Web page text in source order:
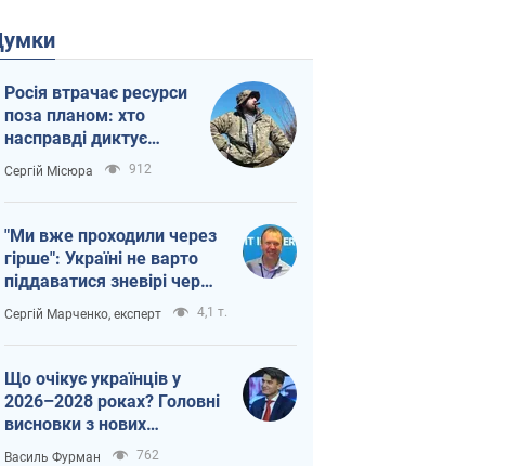
Думки
Росія втрачає ресурси
поза планом: хто
насправді диктує
темп війни
Сергій Місюра 912
"Ми вже проходили через
гірше": Україні не варто
піддаватися зневірі через
ракетний терор
Сергій Марченко, експерт 4,1 т.
Що очікує українців у
2026–2028 роках? Головні
висновки з нових
прогнозів від НБУ
Василь Фурман 762